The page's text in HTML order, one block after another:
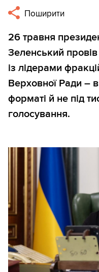
Поширити
26 травня
Зеленський
із лідерами
Верховної Ради –
форматі й не під
голосування.